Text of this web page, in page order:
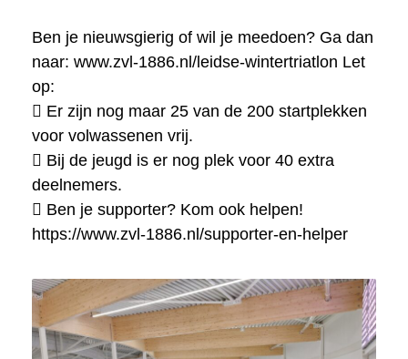
Ben je nieuwsgierig of wil je meedoen? Ga dan
naar: www.zvl-1886.nl/leidse-wintertriatlon Let
op:
 Er zijn nog maar 25 van de 200 startplekken
voor volwassenen vrij.
 Bij de jeugd is er nog plek voor 40 extra
deelnemers.
 Ben je supporter? Kom ook helpen!
https://www.zvl-1886.nl/supporter-en-helper